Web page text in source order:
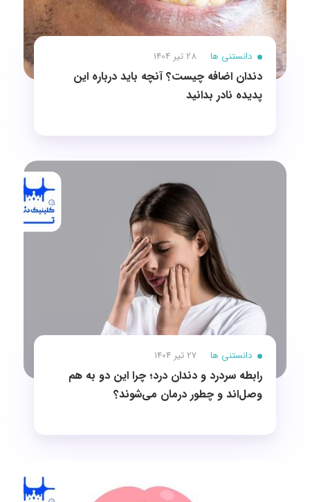
دانستنی ها 28 تیر 1404
دندان اضافه چیست؟ آنچه باید درباره این
پدیده نادر بدانید
دانستنی ها 27 تیر 1404
رابطه سردرد و دندان درد؛ چرا این دو به هم
وصل‌اند و چطور درمان می‌شوند؟